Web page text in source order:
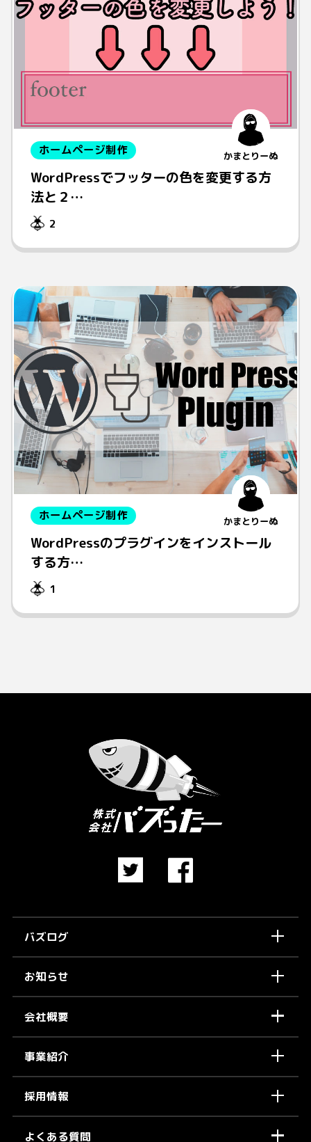
ホームページ制作
WordPressでフッターの色を変更する方
法と２…
2
かまとりーぬ
ホームページ制作
WordPressのプラグインをインストール
する方…
1
かまとりーぬ
バズログ
お知らせ
会社概要
事業紹介
採用情報
よくある質問